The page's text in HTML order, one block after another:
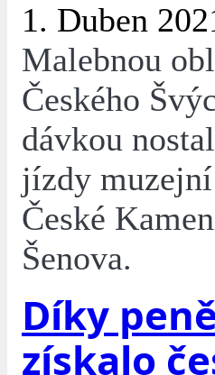
1. Duben
Malebnou
Českého
dávkou
jízdy
České
Šenova.
Díky
získalo